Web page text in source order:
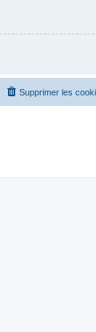
Supprimer les